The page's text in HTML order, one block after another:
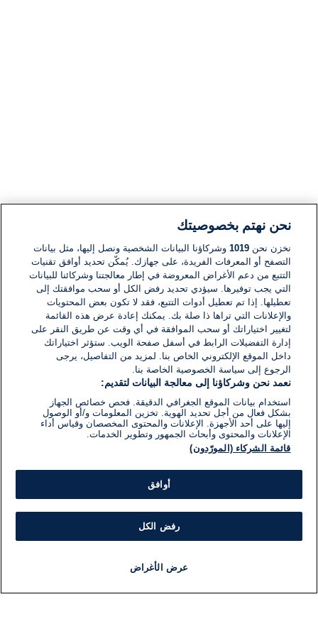
نحن نهتم بخصوصيتك
نخزن نحن1019 وشركاؤنا البيانات الشخصية ونصل إليها، مثل بيانات
التصفح أو المعرفات الفريدة، على جهازك. يُمكّن تحديد أوافق تقنيات
التتبع من دعم الأغراض المعروضة في إطار معالجتنا وشركائنا للبيانات
التي يجب توفيرها. سيؤدي تحديد رفض الكل أو سحب موافقتك إلى
تعطيلها. إذا تم تعطيل أدوات التتبع، فقد لا تكون بعض المحتويات
والإعلانات التي تراها ذا صلة بك. يمكنك إعادة عرض هذه القائمة
لتغيير اختياراتك أو سحب الموافقة في أي وقت عن طريق النقر على
إدارة التفضيلات الرابط في أسفل صفحة الويب. ستؤثر اختياراتك
داخل الموقع الإلكتروني الخاص بنا. لمزيد من التفاصيل، يرجى
الرجوع إلى سياسة الخصوصية الخاصة بنا.
نعمد نحن وشركاؤنا إلى معالجة البيانات لتقديم:
استخدام بيانات الموقع الجغرافي الدقيقة. فحص خصائص الجهاز
بشكل فعال من أجل تحديد الهوية. تخزين المعلومات و/أو الوصول
إليها على أحد الأجهزة. الإعلانات والمحتوى المخصصان وقياس أداء
الإعلانات والمحتوى وأبحاث الجمهور وتطوير الخدمات.
قائمة الشركاء (المورّدون)
أوافق
رفض الكل
عرض الأغراض